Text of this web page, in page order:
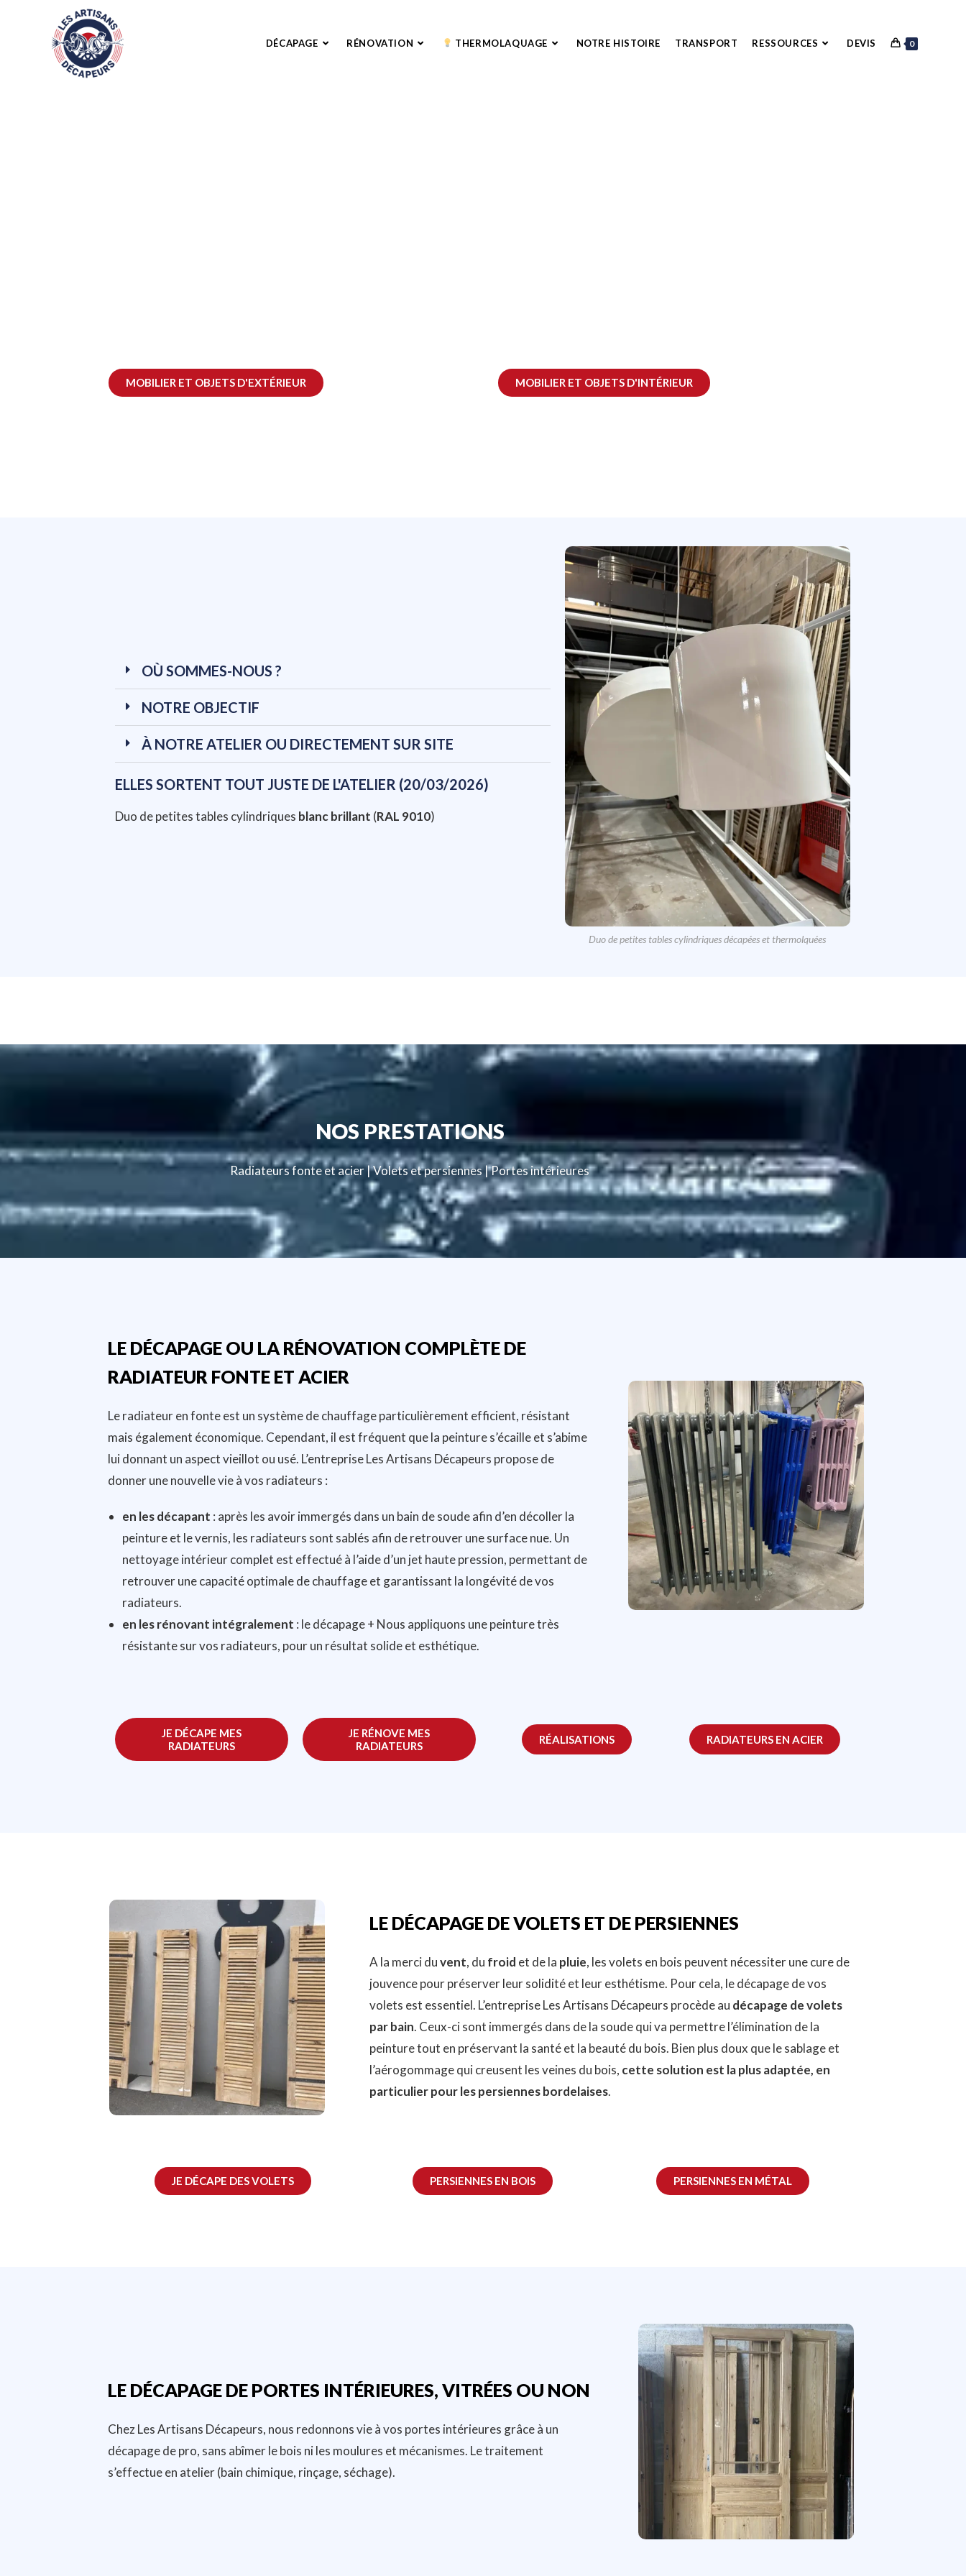
DÉCAPAGE RÉNOVATION THERMOLAQUAGE NOTRE HISTOIRE TRANSPORT RESSOURCES DEVIS 0
MOBILIER ET OBJETS D'EXTÉRIEUR MOBILIER ET OBJETS D'INTÉRIEUR
OÙ SOMMES-NOUS ?
NOTRE OBJECTIF
À NOTRE ATELIER OU DIRECTEMENT SUR SITE
ELLES SORTENT TOUT JUSTE DE L'ATELIER (20/03/2026)
Duo de petites tables cylindriques blanc brillant (RAL 9010)
Duo de petites tables cylindriques décapées et thermolquées
NOS PRESTATIONS
Radiateurs fonte et acier | Volets et persiennes | Portes intérieures
LE DÉCAPAGE OU LA RÉNOVATION COMPLÈTE DE
RADIATEUR FONTE ET ACIER
Le radiateur en fonte est un système de chauffage particulièrement efficient, résistant
mais également économique. Cependant, il est fréquent que la peinture s’écaille et s’abime
lui donnant un aspect vieillot ou usé. L’entreprise Les Artisans Décapeurs propose de
donner une nouvelle vie à vos radiateurs :
en les décapant : après les avoir immergés dans un bain de soude afin d’en décoller la
peinture et le vernis, les radiateurs sont sablés afin de retrouver une surface nue. Un
nettoyage intérieur complet est effectué à l’aide d’un jet haute pression, permettant de
retrouver une capacité optimale de chauffage et garantissant la longévité de vos
radiateurs.
en les rénovant intégralement : le décapage + Nous appliquons une peinture très
résistante sur vos radiateurs, pour un résultat solide et esthétique.
JE DÉCAPE MES
RADIATEURS
JE RÉNOVE MES
RADIATEURS
RÉALISATIONS RADIATEURS EN ACIER
LE DÉCAPAGE DE VOLETS ET DE PERSIENNES
A la merci duvent, du froid et de la pluie, les volets en bois peuvent nécessiter une cure de
jouvence pour préserver leur solidité et leur esthétisme. Pour cela, le décapage de vos
volets est essentiel. L’entreprise Les Artisans Décapeurs procède au décapage de volets
par bain. Ceux-ci sont immergés dans de la soude qui va permettre l’élimination de la
peinture tout en préservant la santé et la beauté du bois. Bien plus doux que le sablage et
l’aérogommage qui creusent les veines du bois, cette solution est la plus adaptée, en
particulier pour les persiennes bordelaises.
JE DÉCAPE DES VOLETS PERSIENNES EN BOIS PERSIENNES EN MÉTAL
LE DÉCAPAGE DE PORTES INTÉRIEURES, VITRÉES OU NON
Chez Les Artisans Décapeurs, nous redonnons vie à vos portes intérieures grâce à un
décapage de pro, sans abîmer le bois ni les moulures et mécanismes. Le traitement
s’effectue en atelier (bain chimique, rinçage, séchage).